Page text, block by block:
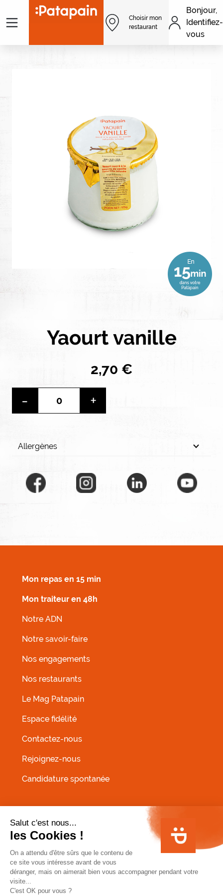
Aller au contenu principal
Menu
Choisir mon
restaurant
Bonjour,
Identifiez-
vous
Yaourt vanille
2,70 €
- +
Allergènes
Mon repas en 15 min
Mon traiteur en 48h
Notre ADN
Notre savoir-faire
Nos engagements
Nos restaurants
Le Mag Patapain
Espace fidélité
Contactez-nous
Rejoignez-nous
Candidature spontanée
MENU PIED DE PAGE
Conditions Générales de Vente
Infos allergènes